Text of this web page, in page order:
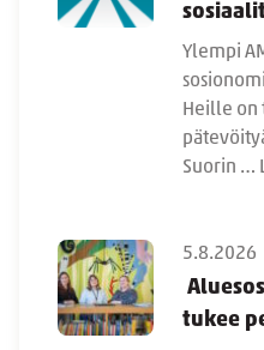
Ylempi
Heille
Suorin …
5.8.2026
tukee